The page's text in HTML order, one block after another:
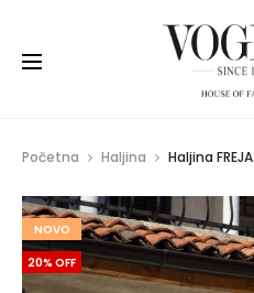
Početna Haljina Haljina FREJA
NOVO
20% OFF